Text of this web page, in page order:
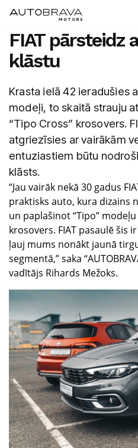
Automobiļi
DUCATI motocikli
Pirkt jaunu
Pirkt mazlietotu
Serviss un apkope
Virsbūvju remonta centrs
AUTOBRAVA Motors
Uzņēmumiem
Vakances
Kontakti
Saloni
Krasta ielā 42
CUPRA, SEAT, MG un
Palīdzība uz ceļa
FIAT pārsteidz
klāstu
Krasta ielā 42 ieradušies
modeļi, to skaitā strauju
“Tipo Cross” krosovers.
atgriezīsies ar vairākām
entuziastiem būtu
klāsts.
“Jau vairāk nekā 30 gadus
praktisks auto, kura dizains
un paplašinot “Tipo”
krosovers. FIAT pasaulē šis
ļauj mums nonākt jaunā
segmentā,” saka
vadītājs Rihards Mežoks.